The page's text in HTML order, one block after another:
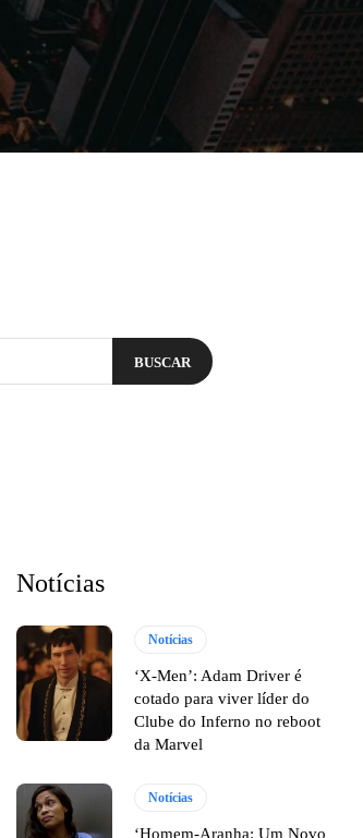
Música Gênero
BUSCAR
Notícias
Notícias
‘X-Men’: Adam Driver é
cotado para viver líder do
Clube do Inferno no reboot
da Marvel
Notícias
‘Homem-Aranha: Um Novo